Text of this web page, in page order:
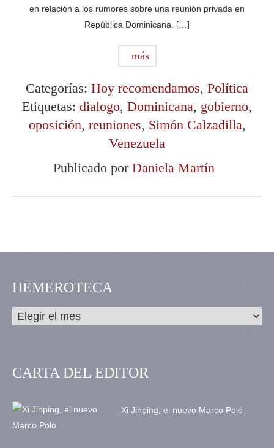
en relación a los rumores sobre una reunión privada en
República Dominicana. […]
más
Categorías: Hoy recomendamos, Política
Etiquetas: dialogo, Dominicana, gobierno,
oposición, reuniones, Simón Calzadilla,
Venezuela
Publicado por Daniela Martín
HEMEROTECA
CARTA DEL EDITOR
Xi Jinping, el nuevo Marco Polo